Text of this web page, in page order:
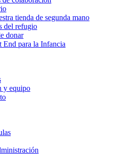
tienda de segunda mano
del refugio
donar
End para la Infancia
y equipo